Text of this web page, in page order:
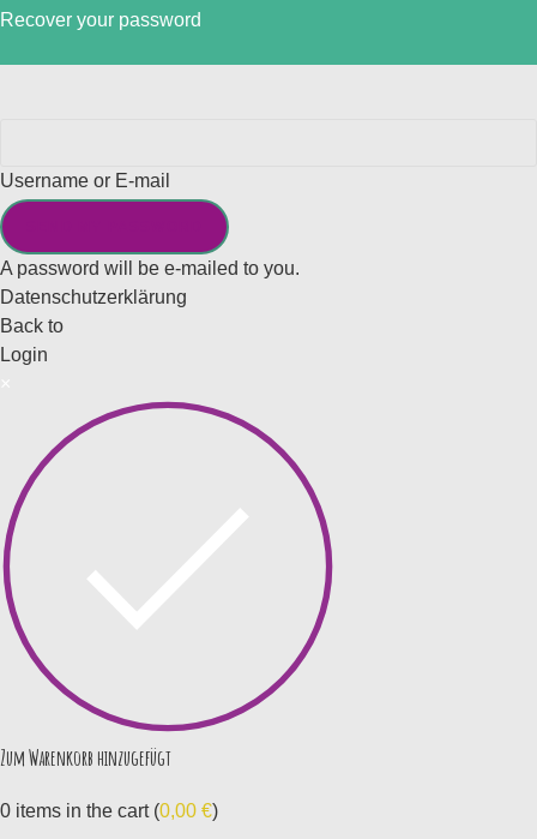
Recover your password
Username or E-mail
A password will be e-mailed to you.
Datenschutzerklärung
Back to
Login
Zum Warenkorb hinzugefügt
0 items in the cart (0,00 €)